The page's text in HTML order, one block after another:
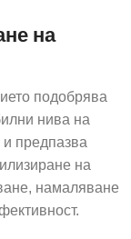
на
подобрява
нива на
предпазва
на
намаляване